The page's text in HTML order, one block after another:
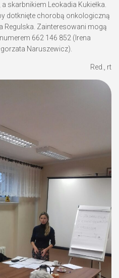
skarbnikiem Leokadia Kukiełka.
dotknięte chorobą onkologiczną
Regulska. Zainteresowani mogą
662 146 852 (Irena
Naruszewicz).
Red., rt